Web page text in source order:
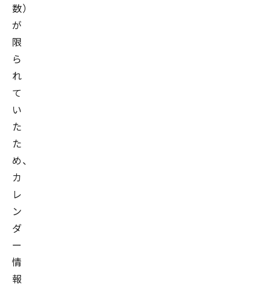
数）
が
限
ら
れ
て
い
た
た
め、
カ
レ
ン
ダ
ー
情
報